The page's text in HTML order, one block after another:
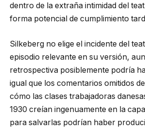
dentro de la extraña intimidad del
forma potencial de cumplimiento
Silkeberg no elige el incidente del
episodio relevante en su versión,
retrospectiva posiblemente podría
igual que los comentarios omitidos
cómo las clases trabajadoras
1930 creían ingenuamente en la
para salvarlas podrían haber